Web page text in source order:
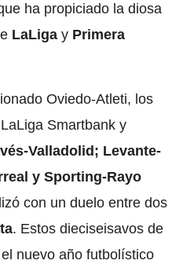
ha propiciado la diosa
LaLiga y Primera
Oviedo-Atleti, los
Smartbank y
Valladolid; Levante-
y Sporting-Rayo
con un duelo entre dos
. Estos dieciseisavos de
nuevo año futbolístico